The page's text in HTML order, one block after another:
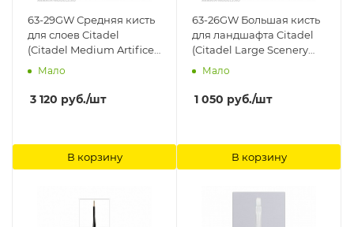
63-29GW Средняя кисть
для слоев Citadel
(Citadel Medium Artificer
Layer Brush) Citadel
Мало
3 120 руб./шт
В корзину
63-26GW Большая кисть
для ландшафта Citadel
(Citadel Large Scenery
Brysh) Citadel
Мало
1 050 руб./шт
В корзину